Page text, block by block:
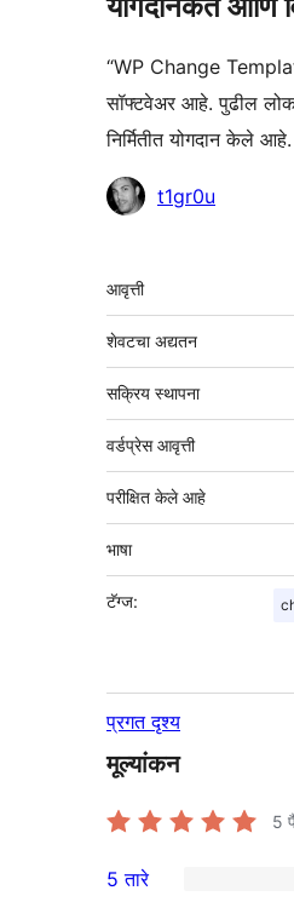
योगदानकर्ते
“WP Change
सॉफ्टवेअर आहे. पुढील लोक
निर्मितीत योगदान केले आहे.
योगदानकर्तेt1gr0u
मेटा
आवृत्ती
शेवटचा अद्यतन
सक्रिय स्थापना
वर्डप्रेस आवृत्ती
परीक्षित केले आहे
भाषा
टॅग्ज:
प्रगत दृश्य
मूल्यांकन
5
1
5 तारे